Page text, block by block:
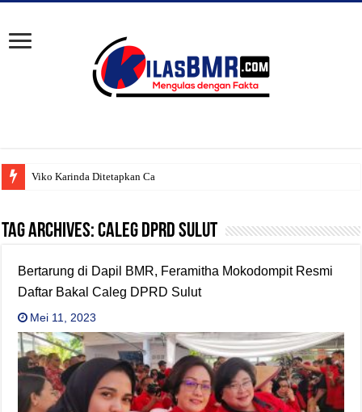
Viko Karinda Ditetapkan Calon
Tag Archives:Caleg DPRD Sulut
Bertarung di Dapil BMR, Feramitha Mokodompit Resmi
Daftar Bakal Caleg DPRD Sulut
Mei 11, 2023